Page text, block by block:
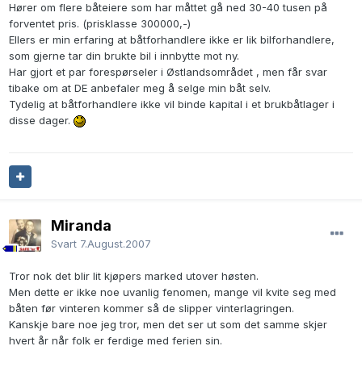
Hører om flere båteiere som har måttet gå ned 30-40 tusen på
forventet pris. (prisklasse 300000,-)
Ellers er min erfaring at båtforhandlere ikke er lik bilforhandlere,
som gjerne tar din brukte bil i innbytte mot ny.
Har gjort et par forespørseler i Østlandsområdet , men får svar
tibake om at DE anbefaler meg å selge min båt selv.
Tydelig at båtforhandlere ikke vil binde kapital i et brukbåtlager i
disse dager.
Miranda
Svart 7.August.2007
Tror nok det blir lit kjøpers marked utover høsten.
Men dette er ikke noe uvanlig fenomen, mange vil kvite seg med
båten før vinteren kommer så de slipper vinterlagringen.
Kanskje bare noe jeg tror, men det ser ut som det samme skjer
hvert år når folk er ferdige med ferien sin.